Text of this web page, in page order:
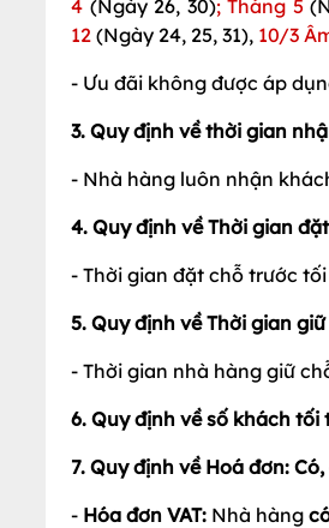
4 (Ngày 26, 30); Tháng 5
12 (Ngày 24, 25, 31), 10/3
- Ưu đãi không được áp
3. Quy định về thời gian
- Nhà hàng luôn nhận
4. Quy định về Thời gian
- Thời gian đặt chỗ trước
5. Quy định về Thời gian
- Thời gian nhà hàng giữ
6. Quy định về số khách
7. Quy định về Hoá đơn:
- Hóa đơn VAT: Nhà hàng